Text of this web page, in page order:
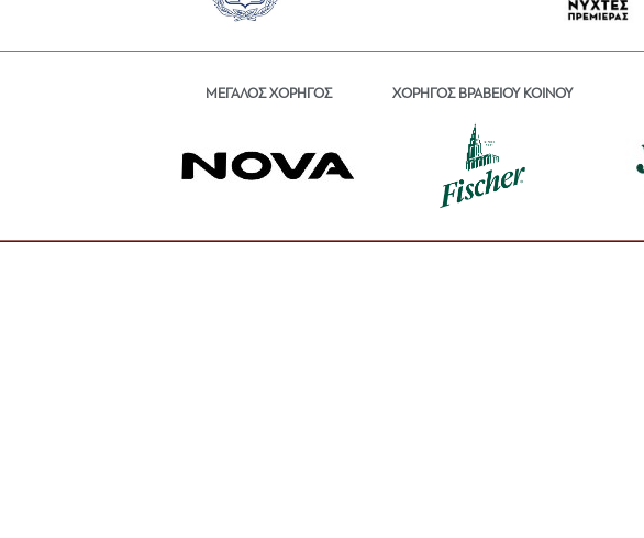
ΜΕΓΑΛΟΣ ΧΟΡΗΓΟΣ ΧΟΡΗΓΟΣ ΒΡΑΒΕΙΟΥ ΚΟΙΝΟΥ